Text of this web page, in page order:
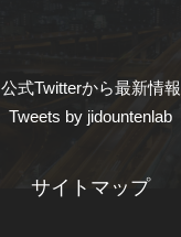
公式Twitterから最新情報
Tweets by jidountenlab
サイトマップ